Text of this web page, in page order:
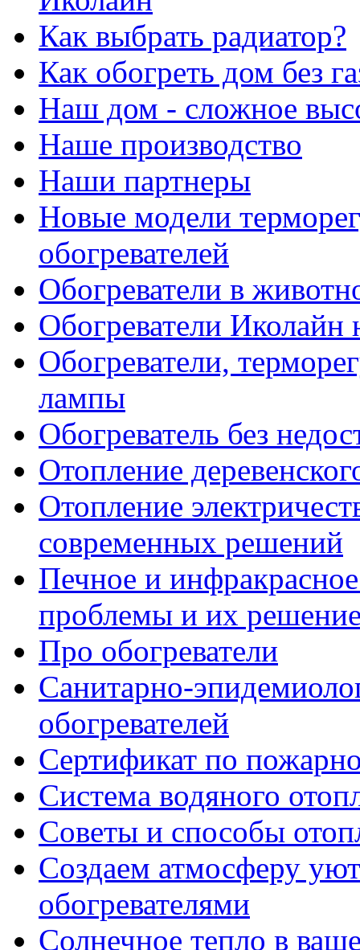
Как выбрать радиатор?
Как обогреть дом без
Наш дом - сложное
Наше производство
Наши партнеры
Новые модели
обогревателей
Обогреватели в
Обогреватели Иколайн
Обогреватели,
лампы
Обогреватель без
Отопление
Отопление
современных решений
Печное и
проблемы и их
Про обогреватели
Санитарно-
обогревателей
Сертификат по
Система водяного
Советы и способы
Создаем атмосферу
обогревателями
Солнечное тепло в